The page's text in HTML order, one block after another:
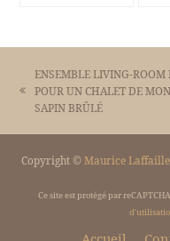
previous
post:
ENSEMBLE LIVING-ROOM
POUR UN CHALET DE
SAPIN BRÛLÉ
Copyright © Maurice Laffaille
Ce site est protégé par